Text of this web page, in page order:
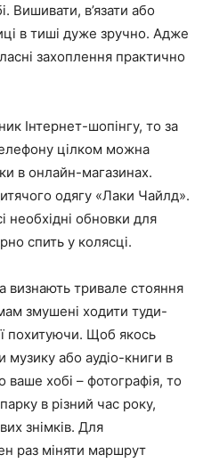
Вишивати, в’язати або
в тиші дуже зручно. Адже
захоплення практично
Інтернет-шопінгу, то за
цілком можна
в онлайн-магазинах.
одягу «Лаки Чайлд».
необхідні обновки для
спить у колясці.
визнають тривале стояння
змушені ходити туди-
похитуючи. Щоб якось
або аудіо-книги в
хобі – фотографія, то
в різний час року,
знімків. Для
раз міняти маршрут